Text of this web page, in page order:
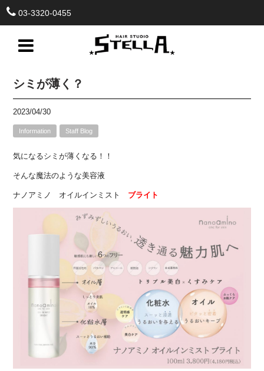
03-3320-0455
シミが薄く？
2023/04/30
Information Staff Blog
気になるシミが薄くなる！！
そんな魔法のような美容液
ナノアミノ オイルインミスト ブライト